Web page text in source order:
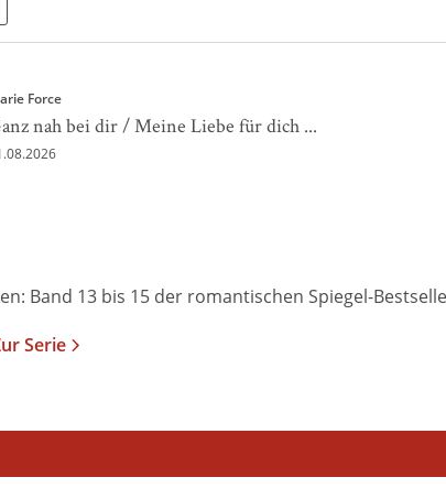
Force
Ganz nah bei dir / Meine Liebe für dich ...
Band 13 bis 15 der romantischen Spiegel-
Serie